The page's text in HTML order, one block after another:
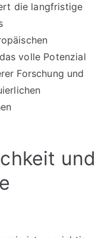
die langfristige
volle Potenzial
Forschung und
und